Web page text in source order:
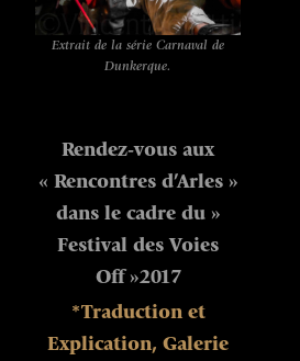
Extrait de la série Carnaval de
Dunkerque.
Rendez-vous aux
« Rencontres d’Arles »
dans le cadre du »
Festival des Voies
Off »2017
*Traduction et
Explication, Galerie